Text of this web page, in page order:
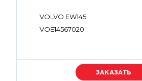
VOLVO EW145
VOE14567020
Уточняйте цену